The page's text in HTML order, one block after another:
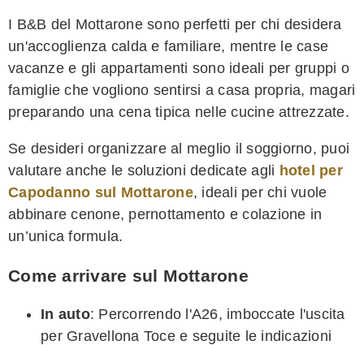
I B&B del Mottarone sono perfetti per chi desidera
un'accoglienza calda e familiare, mentre le case
vacanze e gli appartamenti sono ideali per gruppi o
famiglie che vogliono sentirsi a casa propria, magari
preparando una cena tipica nelle cucine attrezzate.
Se desideri organizzare al meglio il soggiorno, puoi
valutare anche le soluzioni dedicate agli hotel per
Capodanno sul Mottarone, ideali per chi vuole
abbinare cenone, pernottamento e colazione in
un’unica formula.
Come arrivare sul Mottarone
In auto: Percorrendo l'A26, imboccate l'uscita
per Gravellona Toce e seguite le indicazioni